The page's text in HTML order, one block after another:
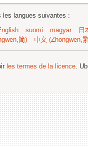
les langues suivantes :
suomi magyar 日
简) 中文 (Zhongwen,
les termes de la licence.